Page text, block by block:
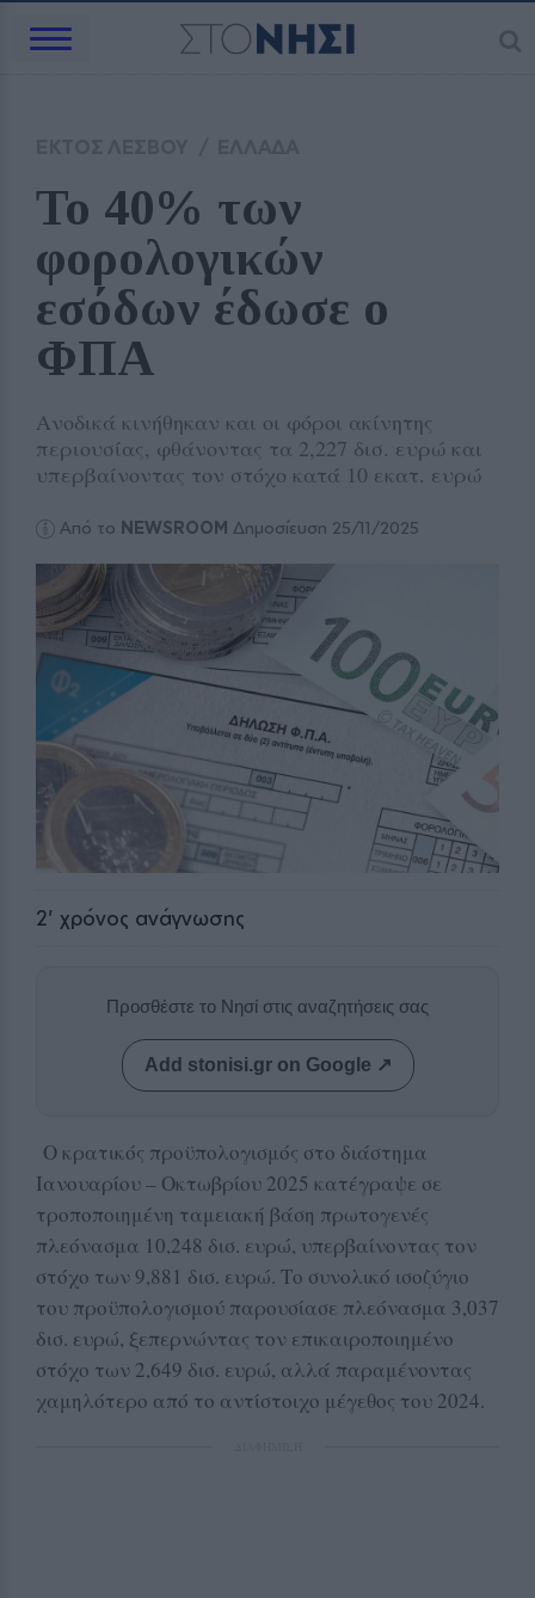
Το 40% των
φορολογικών
εσόδων έδωσε ο
ΦΠΑ
Ανοδικά κινήθηκαν και οι φόροι ακίνητης
περιουσίας, φθάνοντας τα 2,227 δισ. ευρώ και
υπερβαίνοντας τον στόχο κατά 10 εκατ. ευρώ
Από το NEWSROOM Δημοσίευση 25/11/2025
2' χρόνος ανάγνωσης
Προσθέστε το Νησί στις αναζητήσεις σας
Add stonisi.gr on Google ↗
Ο κρατικός προϋπολογισμός στο διάστημα
Ιανουαρίου – Οκτωβρίου 2025 κατέγραψε σε
τροποποιημένη ταμειακή βάση πρωτογενές
πλεόνασμα 10,248 δισ. ευρώ, υπερβαίνοντας τον
στόχο των 9,881 δισ. ευρώ. Το συνολικό ισοζύγιο
του προϋπολογισμού παρουσίασε πλεόνασμα 3,037
δισ. ευρώ, ξεπερνώντας τον επικαιροποιημένο
στόχο των 2,649 δισ. ευρώ, αλλά παραμένοντας
χαμηλότερο από το αντίστοιχο μέγεθος του 2024.